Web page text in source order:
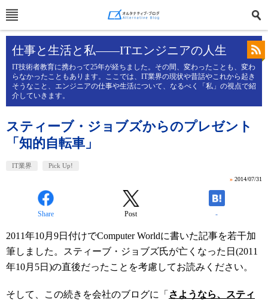
仕事と生活と私――ITエンジニアの人生
IT技術者教育に携わって25年が経ちました。その間、変わったことも、変わ
らなかったこともあります。ここでは、IT業界の現状や昔話やこれから起き
そうなこと、エンジニアの仕事や生活について、なるべく「私」の視点で紹
介していきます。
スティーブ・ジョブズからのプレゼント
「知的自転車」
IT業界 Pick Up!
» 2014/07/31
Share Post -
2011年10月9日付けでComputer Worldに書いた記事を若干加
筆しました。スティーブ・ジョブズ氏が亡くなった日(2011
年10月5日)の直後だったことを考慮してお読みください。
そして、この続きを会社のブログに「 さようなら、スティ